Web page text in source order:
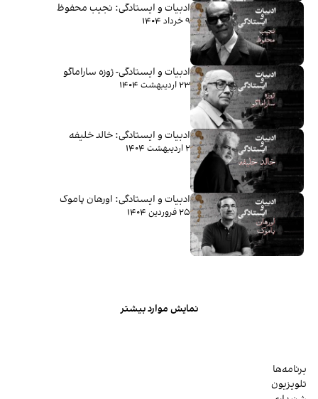
ادبیات و ایستادگی: نجیب محفوظ
۹ خرداد ۱۴۰۴
ادبیات و ایستادگی- ژوزه ساراماگو
۲۳ اردیبهشت ۱۴۰۴
ادبیات و ایستادگی: خالد خلیفه
۲ اردیبهشت ۱۴۰۴
ادبیات و ایستادگی: اورهان پاموک
۲۵ فروردین ۱۴۰۴
نمایش موارد بیشتر
برنامه‌ها
تلویزیون